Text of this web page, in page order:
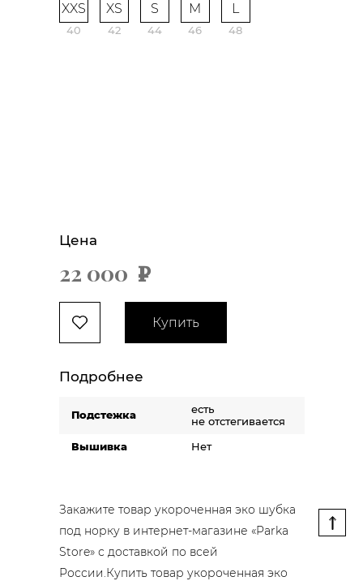
XXS
40
XS
42
S
44
M
46
L
48
Цена
22 000 х
Купить
Подробнее
Подстежка
есть
не отстегивается
Вышивка
Нет
Закажите товар укороченная эко шубка
под норку в интернет-магазине «Parka
Store» с доставкой по всей
России.Купить товар укороченная эко